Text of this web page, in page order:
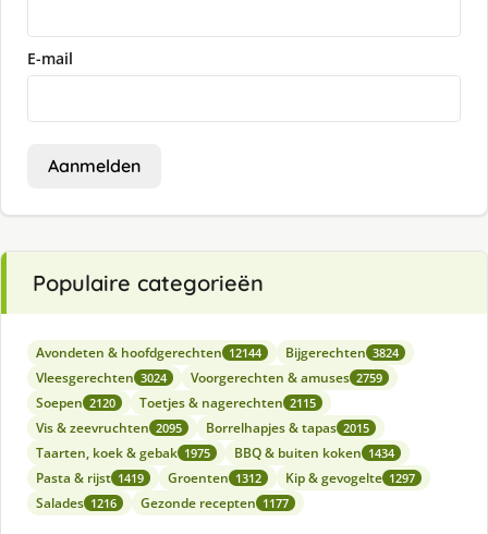
E-mail
Aanmelden
Populaire categorieën
Avondeten & hoofdgerechten 12144 Bijgerechten 3824
Vleesgerechten 3024 Voorgerechten & amuses 2759
Soepen 2120 Toetjes & nagerechten 2115
Vis & zeevruchten 2095 Borrelhapjes & tapas 2015
Taarten, koek & gebak 1975 BBQ & buiten koken 1434
Pasta & rijst 1419 Groenten 1312 Kip & gevogelte 1297
Salades 1216 Gezonde recepten 1177